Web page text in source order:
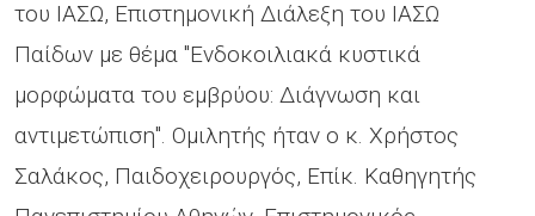
του ΙΑΣΩ, Επιστημονική Διάλεξη του ΙΑΣΩ
Παίδων με θέμα "Ενδοκοιλιακά κυστικά
μορφώματα του εμβρύου: Διάγνωση και
αντιμετώπιση". Ομιλητής ήταν ο κ. Χρήστος
Σαλάκος, Παιδοχειρουργός, Επίκ. Καθηγητής